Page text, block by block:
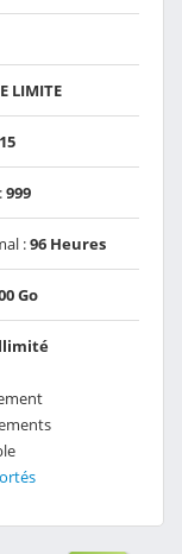
LIMITE
15
999
:96 Heures
Go